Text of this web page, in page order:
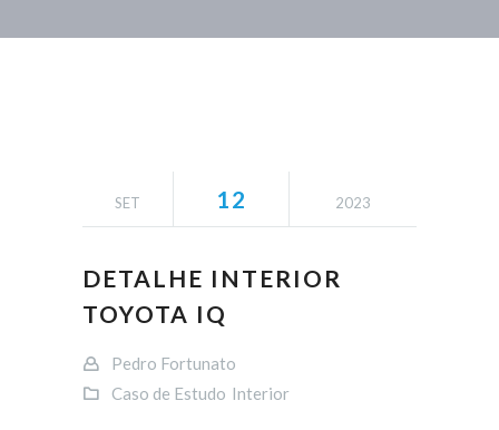
SET 12 2023
DETALHE INTERIOR
TOYOTA IQ
Pedro Fortunato
Caso de Estudo Interior